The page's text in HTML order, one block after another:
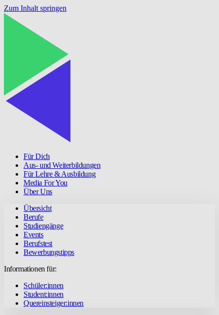
Zum Inhalt springen
Für Dich
Aus- und Weiterbildungen
Für Lehre & Ausbildung
Media For You
Über Uns
Übersicht
Berufe
Studiengänge
Events
Berufstest
Bewerbungstipps
Informationen für:
Schüler:innen
Student:innen
Quereinsteiger:innen